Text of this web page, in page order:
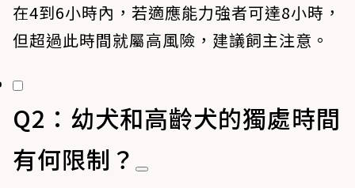
在4到6小時內，若適應能力強者可達8小時，
但超過此時間就屬高風險，建議飼主注意。
Q2：幼犬和高齡犬的獨處時間
有何限制？